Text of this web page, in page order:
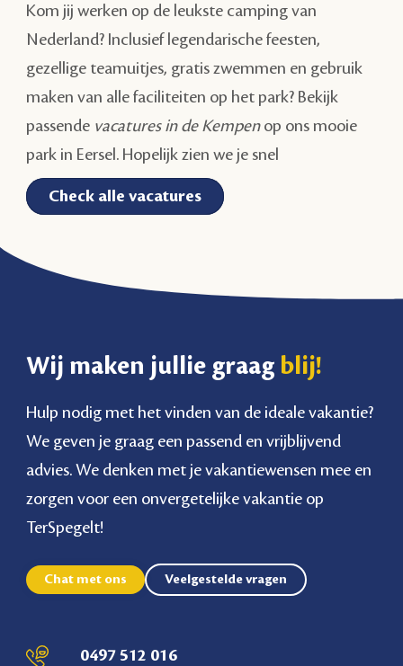
Kom jij werken op de leukste camping van
Nederland? Inclusief legendarische feesten,
gezellige teamuitjes, gratis zwemmen en gebruik
maken van alle faciliteiten op het park? Bekijk
passende vacatures in de Kempenop ons mooie
park in Eersel. Hopelijk zien we je snel
Check alle vacatures
Wij maken jullie graag blij!
Hulp nodig met het vinden van de ideale vakantie?
We geven je graag een passend en vrijblijvend
advies. We denken met je vakantiewensen mee en
zorgen voor een onvergetelijke vakantie op
TerSpegelt!
Chat met ons Veelgestelde vragen
0497 512 016